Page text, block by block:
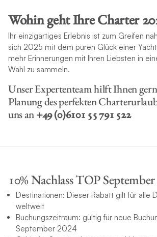
Wohin geht Ihre Charter
Ihr einzigartiges Erlebnis ist zum Greifen
sich 2025 mit dem puren Glück einer
mehr Erinnerungen mit Ihren Liebsten in
Wahl zu sammeln.
Unser Expertenteam hilft Ihnen
Planung des perfekten
uns an+49 (0)6101 55 791 522
10% Nachlass TOP
Destinationen: Dieser Rabatt gilt für alle
weltweit
Buchungszeitraum: gültig für neue
September 2024